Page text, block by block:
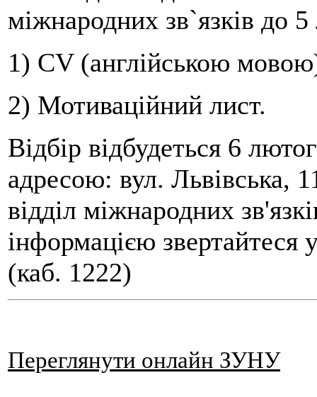
міжнародних зв`язків до
1) CV (англійською
2) Мотиваційний лист.
Відбір відбудеться 6
адресою: вул. Львівська,
відділ міжнародних
інформацією звертайтеся
(каб. 1222)
Переглянути онлайн ЗУНУ